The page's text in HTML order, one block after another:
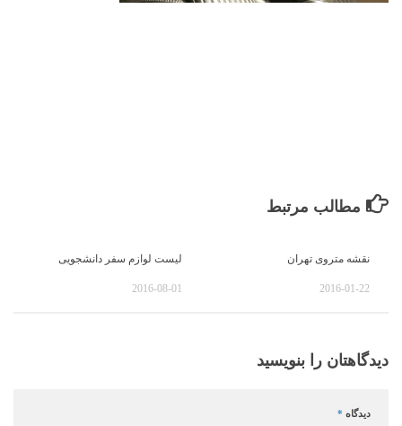
مطالب مرتبط
نقشه متروی تهران
2016-01-22
لیست لوازم سفر دانشجویی
2016-08-01
دیدگاهتان را بنویسید
دیدگاه *